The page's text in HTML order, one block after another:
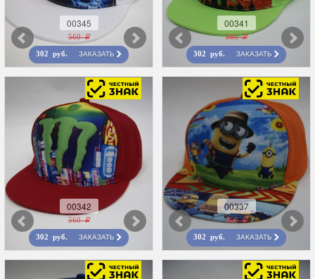
00345
560 r
302 руб. ЗАКАЗАТЬ
00341
560 r
302 руб. ЗАКАЗАТЬ
00342
560 r
302 руб. ЗАКАЗАТЬ
00337
560 r
302 руб. ЗАКАЗАТЬ